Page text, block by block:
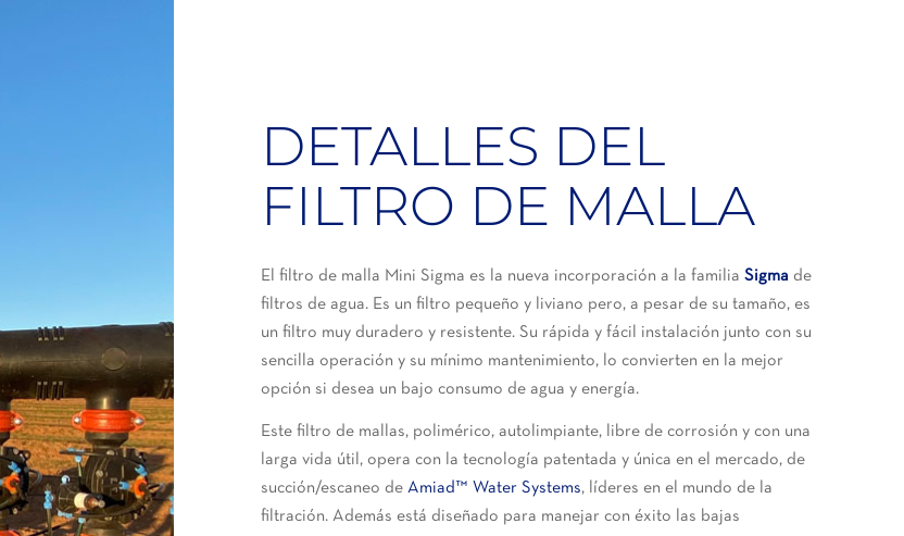
DETALLES DEL
FILTRO DE MALLA
El filtro de malla Mini Sigma es la nueva incorporación a la familia Sigma de
filtros de agua. Es un filtro pequeño y liviano pero, a pesar de su tamaño, es
un filtro muy duradero y resistente. Su rápida y fácil instalación junto con su
sencilla operación y su mínimo mantenimiento, lo convierten en la mejor
opción si desea un bajo consumo de agua y energía.
Este filtro de mallas, polimérico, autolimpiante, libre de corrosión y con una
larga vida útil, opera con la tecnología patentada y única en el mercado, de
succión/escaneo de Amiad™ Water Systems, líderes en el mundo de la
filtración. Además está diseñado para manejar con éxito las bajas